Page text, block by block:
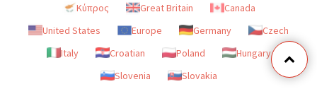
Κύπρος
Great Britain
Canada
United States
Europe Germany
Czech
Italy
Croatian Poland
Hungary
Slovenia
Slovakia